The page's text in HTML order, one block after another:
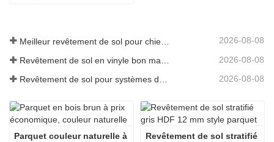
2026-08-08
2026-08-08
Revêtement de sol pour systèmes de chauffage radiant 2026-08-08
Parquet couleur naturelle à
Revêtement de sol stratifié